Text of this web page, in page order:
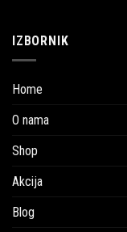
IZBORNIK
Home
O nama
Shop
Akcija
Blog